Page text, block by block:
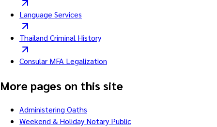
Language Services
Thailand Criminal History
Consular MFA Legalization
More pages on this site
Administering Oaths
Weekend & Holiday Notary Public